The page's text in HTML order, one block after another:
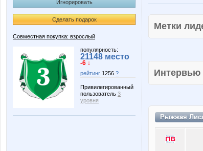
Игнорировать
Сделать подарок
Совместная покупка: взрослый
популярность:
21148 место
-6 ↓
рейтинг 1256 ?
Привилегированный
пользователь 3
уровня
Метки
Интервью
Рыжжая